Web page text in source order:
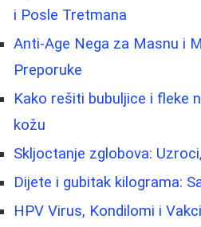
i Posle Tretmana
Anti-Age Nega za Masnu i
Preporuke
Kako rešiti bubuljice i fleke
kožu
Skljoctanje zglobova:
Dijete i gubitak kilograma:
HPV Virus, Kondilomi i